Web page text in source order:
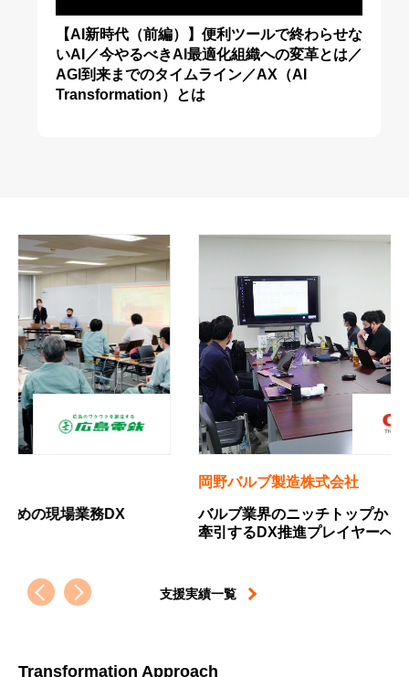
【AI新時代（前編）】便利ツールで終わらせな
いAI／今やるべきAI最適化組織への変革とは／
AGI到来までのタイムライン／AX（AI
Transformation）とは
バルブ業界のニッチトップから、設備産業を
牽引するDX推進プレイヤーへの軌跡
四国経
中小企
すため
支援実績一覧
Transformation Approach